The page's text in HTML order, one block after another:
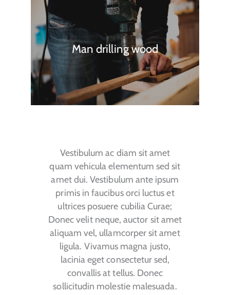
Man drilling wood
Vestibulum ac diam sit amet
quam vehicula elementum sed sit
amet dui. Vestibulum ante ipsum
primis in faucibus orci luctus et
ultrices posuere cubilia Curae;
Donec velit neque, auctor sit amet
aliquam vel, ullamcorper sit amet
ligula. Vivamus magna justo,
lacinia eget consectetur sed,
convallis at tellus. Donec
sollicitudin molestie malesuada.